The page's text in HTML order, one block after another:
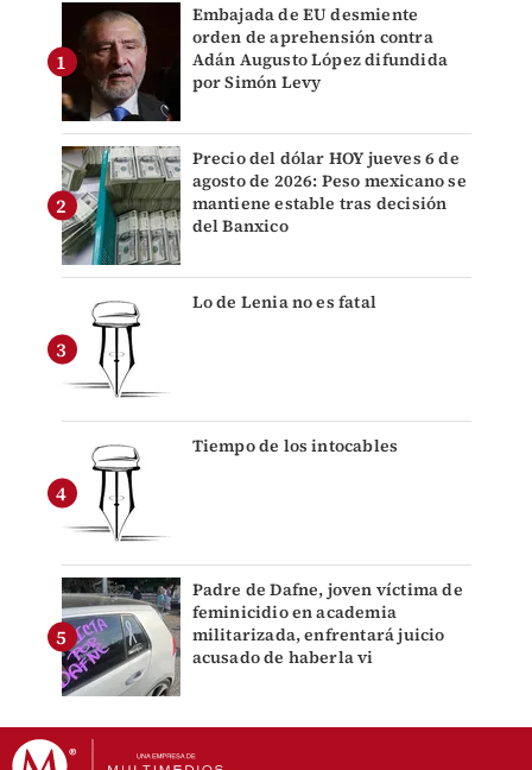
Embajada de EU desmiente
orden de aprehensión contra
Adán Augusto López difundida
por Simón Levy
Precio del dólar HOY jueves 6 de
agosto de 2026: Peso mexicano se
mantiene estable tras decisión
del Banxico
Lo de Lenia no es fatal
Tiempo de los intocables
Padre de Dafne, joven víctima de
feminicidio en academia
militarizada, enfrentará juicio
acusado de haberla vi